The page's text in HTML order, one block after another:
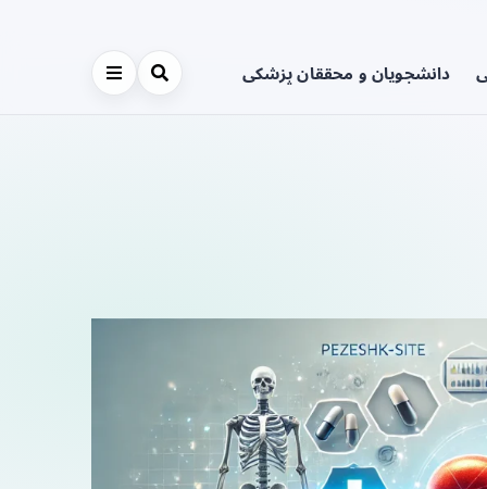
دانشجویان و محققان پزشکی